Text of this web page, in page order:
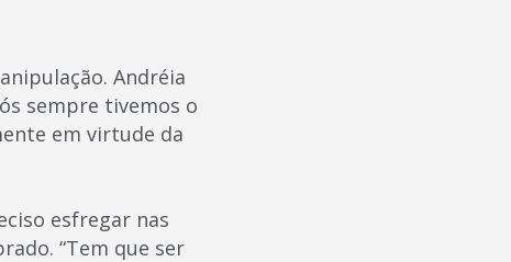
Andréia
sempre tivemos o
em virtude da
esfregar nas
“Tem que ser